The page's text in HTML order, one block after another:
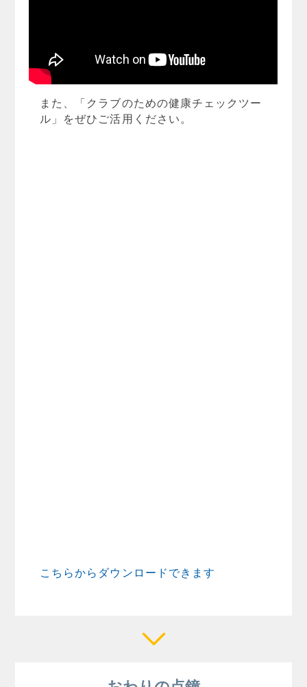
また、「クラブのための健康チェックツー
ル」をぜひご活用ください。
こちらからダウンロードできます